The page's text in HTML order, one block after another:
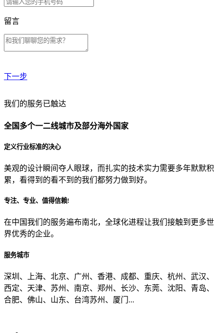
留言
下一步
贵公司预算范围是？
贵公司的团队规模是？
目前主要的营销渠道是？
我们的服务已触达
全国多个一二线城市及部分海外国家
定义行业标准的决心
美观的设计瞬间夺人眼球，而扎实的技术实力需要多年默默积
累，看得到的看不到的我们都努力做到好。
专注、专业、值得信赖!
在中国我们的服务遍布南北，全球化进程让我们接触到更多世
界优秀的企业。
服务城市
深圳、上海、北京、广州、香港、成都、重庆、杭州、武汉、
西定、天津、苏州、南京、郑州、长沙、东莞、沈阳、青岛、
合肥、佛山、山东、台湾苏州、厦门...